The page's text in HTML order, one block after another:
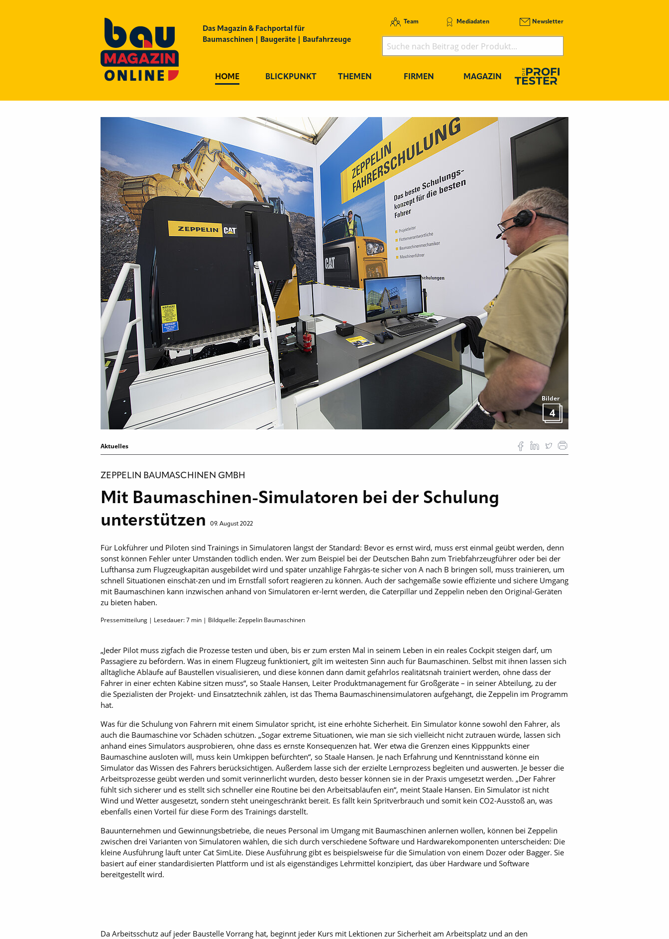
Das Magazin & Fachportal für
Baumaschinen | Baugeräte | Baufahrzeuge
Team Mediadaten Newsletter
HOME BLICKPUNKT THEMEN FIRMEN MAGAZIN
Bilder
4
Aktuelles
ZEPPELIN BAUMASCHINEN GMBH
Mit Baumaschinen-Simulatoren bei der Schulung
unterstützen
09. August 2022
Für Lokführer und Piloten sind Trainings in Simulatoren längst der Standard: Bevor es ernst wird, muss erst einmal geübt werden, denn
sonst können Fehler unter Umständen tödlich enden. Wer zum Beispiel bei der Deutschen Bahn zum Triebfahrzeugführer oder bei der
Lufthansa zum Flugzeugkapitän ausgebildet wird und später unzählige Fahrgäs-te sicher von A nach B bringen soll, muss trainieren, um
schnell Situationen einschät-zen und im Ernstfall sofort reagieren zu können. Auch der sachgemäße sowie effiziente und sichere Umgang
mit Baumaschinen kann inzwischen anhand von Simulatoren er-lernt werden, die Caterpillar und Zeppelin neben den Original-Geräten
zu bieten haben.
Pressemitteilung | Lesedauer:7 min | Bildquelle: Zeppelin Baumaschinen
„Jeder Pilot muss zigfach die Prozesse testen und üben, bis er zum ersten Mal in seinem Leben in ein reales Cockpit steigen darf, um
Passagiere zu befördern. Was in einem Flugzeug funktioniert, gilt im weitesten Sinn auch für Baumaschinen. Selbst mit ihnen lassen sich
alltägliche Abläufe auf Baustellen visualisieren, und diese können dann damit gefahrlos realitätsnah trainiert werden, ohne dass der
Fahrer in einer echten Kabine sitzen muss“, so Staale Hansen, Leiter Produktmanagement für Großgeräte – in seiner Abteilung, zu der
die Spezialisten der Projekt- und Einsatztechnik zählen, ist das Thema Baumaschinensimulatoren aufgehängt, die Zeppelin im Programm
hat.
Was für die Schulung von Fahrern mit einem Simulator spricht, ist eine erhöhte Sicherheit. Ein Simulator könne sowohl den Fahrer, als
auch die Baumaschine vor Schäden schützen. „Sogar extreme Situationen, wie man sie sich vielleicht nicht zutrauen würde, lassen sich
anhand eines Simulators ausprobieren, ohne dass es ernste Konsequenzen hat. Wer etwa die Grenzen eines Kipppunkts einer
Baumaschine ausloten will, muss kein Umkippen befürchten“, so Staale Hansen. Je nach Erfahrung und Kenntnisstand könne ein
Simulator das Wissen des Fahrers berücksichtigen. Außerdem lasse sich der erzielte Lernprozess begleiten und auswerten. Je besser die
Arbeitsprozesse geübt werden und somit verinnerlicht wurden, desto besser können sie in der Praxis umgesetzt werden. „Der Fahrer
fühlt sich sicherer und es stellt sich schneller eine Routine bei den Arbeitsabläufen ein“, meint Staale Hansen. Ein Simulator ist nicht
Wind und Wetter ausgesetzt, sondern steht uneingeschränkt bereit. Es fällt kein Spritverbrauch und somit kein CO2-Ausstoß an, was
ebenfalls einen Vorteil für diese Form des Trainings darstellt.
Bauunternehmen und Gewinnungsbetriebe, die neues Personal im Umgang mit Baumaschinen anlernen wollen, können bei Zeppelin
zwischen drei Varianten von Simulatoren wählen, die sich durch verschiedene Software und Hardwarekomponenten unterscheiden: Die
kleine Ausführung läuft unter Cat SimLite. Diese Ausführung gibt es beispielsweise für die Simulation von einem Dozer oder Bagger. Sie
basiert auf einer standardisierten Plattform und ist als eigenständiges Lehrmittel konzipiert, das über Hardware und Software
bereitgestellt wird.
Da Arbeitsschutz auf jeder Baustelle Vorrang hat, beginnt jeder Kurs mit Lektionen zur Sicherheit am Arbeitsplatz und an den